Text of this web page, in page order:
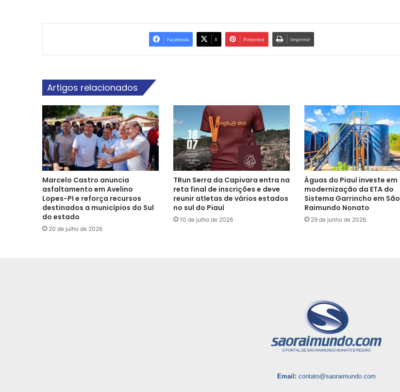
Facebook X Pinterest Imprimir
Artigos relacionados
Marcelo Castro anuncia
asfaltamento em Avelino
Lopes-PI e reforça recursos
destinados a municípios do Sul
do estado
20 de julho de 2026
TRun Serra da Capivara entra na
reta final de inscrições e deve
reunir atletas de vários estados
no sul do Piauí
10 de julho de 2026
Águas do Piauí investe em
modernização da ETA do
Sistema Garrincho em São
Raimundo Nonato
29 de junho de 2026
Email: contato@saoraimundo.com